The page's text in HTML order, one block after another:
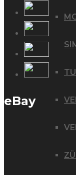
eBay